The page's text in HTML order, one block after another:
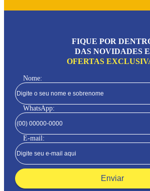
FIQUE POR
DAS NOVIDADES E
OFERTAS
Nome:
WhatsApp:
E-mail:
Enviar